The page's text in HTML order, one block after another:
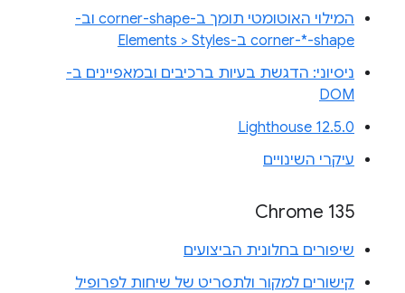
המילוי האוטומטי תומך ב-corner-shape וב-
corner-*-shape ב-Elements > Styles
ניסיוני: הדגשת בעיות ברכיבים ובמאפיינים ב-
DOM
Lighthouse 12.5.0
עיקרי השינויים
Chrome 135
שיפורים בחלונית הביצועים
קישורים למקור ולתסריט של שיחות לפרופיל